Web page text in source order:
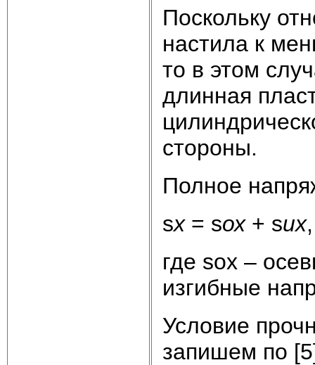
Поскольку
настила к
то в этом
длинная
стороны.
Полное
sх= sох+ sих,
где sох –
изгибные
Условие
запишем по